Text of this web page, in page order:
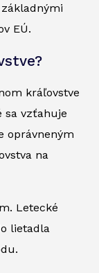
EÚ.
kráľovstve
sa vzťahuje
oprávneným
na
Letecké
lietadla